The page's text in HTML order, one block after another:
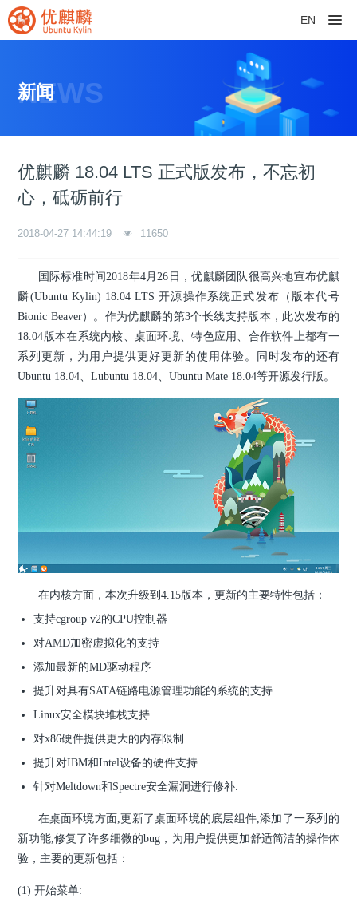
EN
NEWS
新闻
优麒麟 18.04 LTS 正式版发布，不忘初
心，砥砺前行
2018-04-27 14:44:19 11650
国际标准时间2018年4月26日，优麒麟团队很高兴地宣布优麒
麟(Ubuntu Kylin) 18.04 LTS 开源操作系统正式发布（版本代号
Bionic Beaver）。作为优麒麟的第3个长线支持版本，此次发布的
18.04版本在系统内核、桌面环境、特色应用、合作软件上都有一
系列更新，为用户提供更好更新的使用体验。同时发布的还有
Ubuntu 18.04、Lubuntu 18.04、Ubuntu Mate 18.04等开源发行版。
在内核方面，本次升级到4.15版本，更新的主要特性包括：
支持cgroup v2的CPU控制器
对AMD加密虚拟化的支持
添加最新的MD驱动程序
提升对具有SATA链路电源管理功能的系统的支持
Linux安全模块堆栈支持
对x86硬件提供更大的内存限制
提升对IBM和Intel设备的硬件支持
针对Meltdown和Spectre安全漏洞进行修补.
在桌面环境方面,更新了桌面环境的底层组件,添加了一系列的
新功能,修复了许多细微的bug，为用户提供更加舒适简洁的操作体
验，主要的更新包括：
(1) 开始菜单: